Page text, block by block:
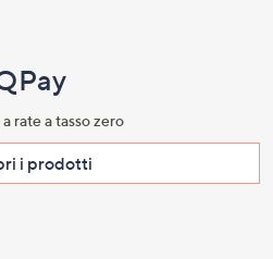
rate a tasso zero​
i prodotti​